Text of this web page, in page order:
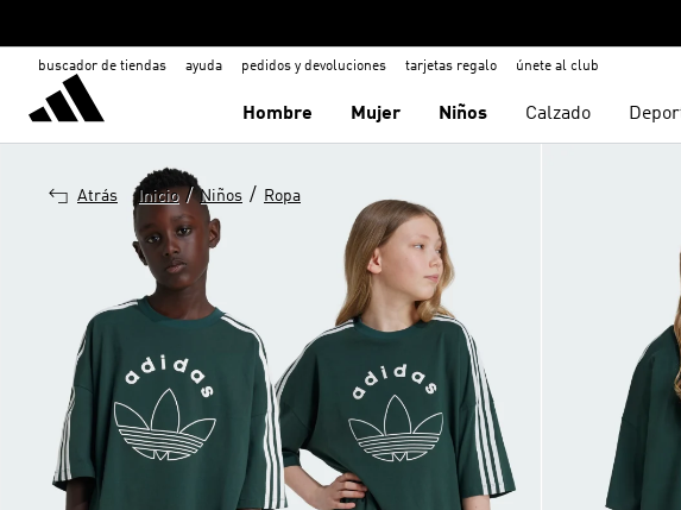
buscador de tiendas ayuda pedidos y devoluciones tarjetas regalo únete al club
Hombre Mujer Niños Calzado
Atrás Inicio / Niños / Ropa